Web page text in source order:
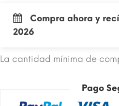
Compra ahora y
2026
La cantidad mínima de
Pago